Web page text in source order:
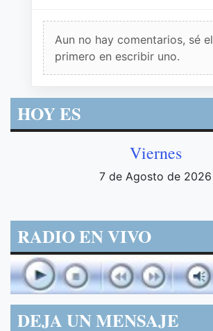
Aun no hay comentarios, sé el
primero en escribir uno.
HOY ES
Viernes
7 de Agosto de 2026
RADIO EN VIVO
DEJA UN MENSAJE